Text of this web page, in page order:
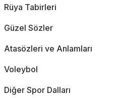
Rüya Tabirleri
Güzel Sözler
Atasözleri ve Anlamları
Voleybol
Diğer Spor Dalları